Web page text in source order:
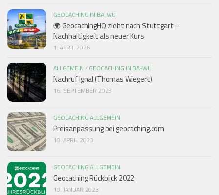
GEOCACHING IN BA-WÜ
🌍 GeocachingHQ zieht nach Stuttgart –
Nachhaltigkeit als neuer Kurs
1. APRIL 2026
ALLGEMEIN / GEOCACHING IN BA-WÜ
Nachruf Ignal (Thomas Wiegert)
16. SEPTEMBER 2023
GEOCACHING ALLGEMEIN
Preisanpassung bei geocaching.com
18. APRIL 2023
GEOCACHING ALLGEMEIN
Geocaching Rückblick 2022
10. JANUAR 2023